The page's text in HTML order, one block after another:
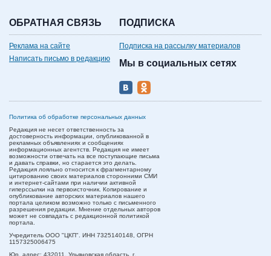
ОБРАТНАЯ СВЯЗЬ
Реклама на сайте
Написать письмо в редакцию
ПОДПИСКА
Подписка на рассылку материалов
Мы в социальных сетях
Политика об обработке персональных данных
Редакция не несет ответственность за
достоверность информации, опубликованной в
рекламных объявлениях и сообщениях
информационных агентств. Редакция не имеет
возможности отвечать на все поступающие письма
и давать справки, но старается это делать.
Редакция лояльно относится к фрагментарному
цитированию своих материалов сторонними СМИ
и интернет-сайтами при наличии активной
гиперссылки на первоисточник. Копирование и
опубликование авторских материалов нашего
портала целиком возможно только с письменного
разрешения редакции. Мнение отдельных авторов
может не совпадать с редакционной политикой
портала.
Учредитель ООО "ЦКП". ИНН 7325140148, ОГРН
1157325006475
Юр. адрес: 432011, Ульяновская область, г.